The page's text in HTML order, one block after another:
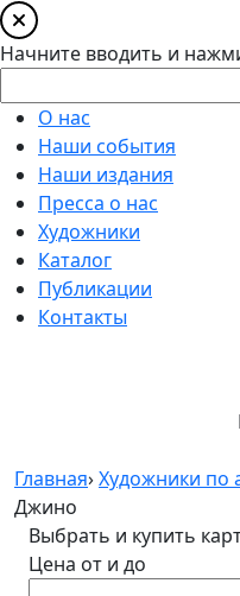
Начните вводить и
О нас
Наши события
Наши издания
Пресса о нас
Художники
Каталог
Публикации
Контакты
Главная›Художники по
Джино
Выбрать и купить
Цена от и до